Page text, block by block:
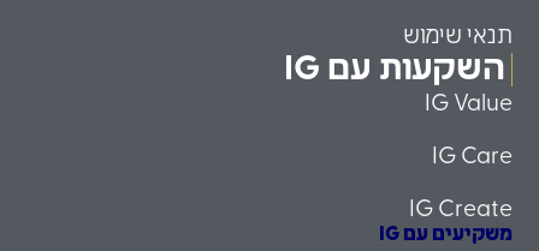
תנאי שימוש
השקעות עם IG
IG Value
IG Care
IG Create
משקיעים עם IG